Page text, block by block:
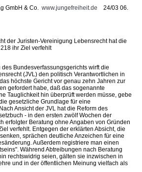
GmbH & Co. www.jungefreiheit.de 24/03 06.
der Juristen-Vereinigung Lebensrecht hat die
ihr Ziel verfehlt
Bundesverfassungsgerichts wirft die
(JVL) den politisch Verantwortlichen in
höchste Gericht vor genau zehn Jahren zur
gefordert habe, daß das sogenannte
Tauglichkeit hin überprüft werden müsse, gebe
gesetzliche Grundlage für eine
Ansicht der JVL hat die Reform des
- in den ersten zwölf Wochen der
erfolgter Beratung ohne Angaben von Gründen
verfehlt. Entgegen der erklärten Absicht, die
sprächen deutliche Anzeichen für eine
Außerdem registriere man einen
Während Abtreibungen nach Beratung
rechtswidrig seien, gälten sie inzwischen in
und in der öffentlichen Meinung vielfach als